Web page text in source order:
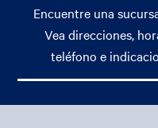
Sharon Cheng
9045 Corbin Ave.,
Encuentre una
Vea direcciones,
teléfono e